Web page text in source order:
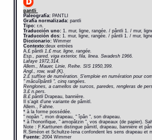
pantli
Paleografía:PANTLI
Grafía normalizada:pantli
Tipo:r.n.
Traducción uno:1. mur, ligne, rangée. / pântli 1. / mur,
Traducción dos:1. mur, ligne, rangée. / pântli 1. / mur,
Diccionario: Wimmer
Contexto:deux entrées
A.£ pântli 1.£ mur, ligne, rangée.
Esp., pared, viga exterior, fila, linea. Swadesh 1966.
Lafaye 1972,314.
Allem., Mauer, Linie, Reihe. SIS 1950,399.
Angl., row, wall (K).
2.£ suffixe de numération. S'emploie en numération pour
" mâcuîlpântli ", cinq rangées.
Renglones, a camellos de surcos, paredes, rengleras de
3.£ n.pers.
B.£ pântli Drapeau, bannière.
Il s'agit d'une variante de pâmitl.
Allem., Fahne.
* à la forme possédée.
" nopân ", mon drapeau, " îpân ", son drapeau.
* à l'honorifique, " amopâtzin ", vos drapeaux (de papier).
Note : F.Karttunen distingue pâmitl, drapeau, bannière et
R.Siméon et Schultze-Iena confondent les sens drapeau et
Fuente:2004 Wimmer